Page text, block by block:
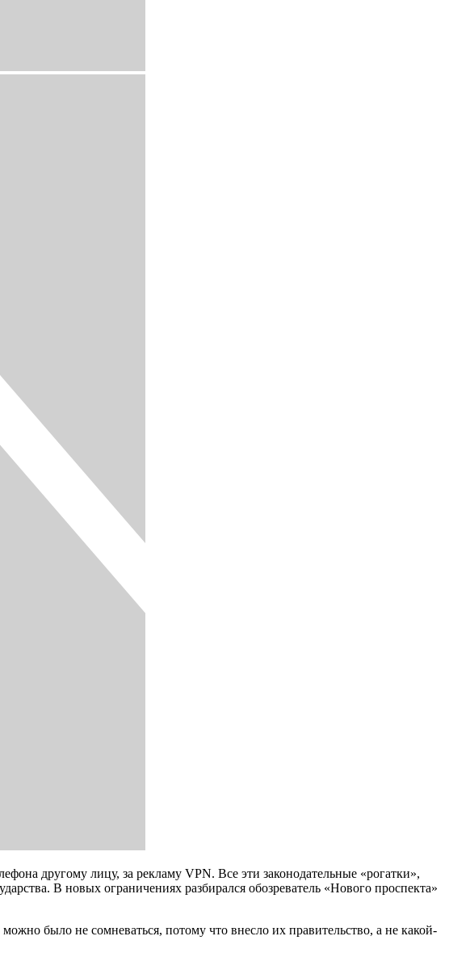
другому лицу, за рекламу VPN. Все эти законодательные «рогатки»,
В новых ограничениях разбирался обозреватель «Нового проспекта»
было не сомневаться, потому что внесло их правительство, а не какой-